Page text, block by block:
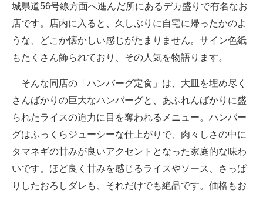
城県道56号線方面へ進んだ所にあるデカ盛りで有名なお
店です。店内に入ると、久しぶりに自宅に帰ったかのよ
うな、どこか懐かしい感じがたまりません。サイン色紙
もたくさん飾られており、その人気を物語ります。
そんな同店の「ハンバーグ定食」は、大皿を埋め尽く
さんばかりの巨大なハンバーグと、あふれんばかりに盛
られたライスの迫力に目を奪われるメニュー。ハンバー
グはふっくらジューシーな仕上がりで、肉々しさの中に
タマネギの甘みが良いアクセントとなった家庭的な味わ
いです。ほど良く甘みを感じるライスやソース、さっぱ
りしたおろしダレも、それだけでも絶品です。価格もお